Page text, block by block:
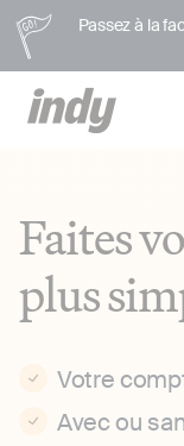
Passez à la
Faites
plus
Votre
Avec ou